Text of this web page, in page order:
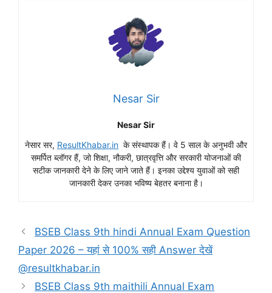
Nesar Sir
Nesar Sir
नेसार सर, ResultKhabar.in के संस्थापक हैं। वे 5 साल के अनुभवी और
समर्पित ब्लॉगर हैं, जो शिक्षा, नौकरी, छात्रवृत्ति और सरकारी योजनाओं की
सटीक जानकारी देने के लिए जाने जाते हैं। इनका उद्देश्य युवाओं को सही
जानकारी देकर उनका भविष्य बेहतर बनाना है।
BSEB Class 9th hindi Annual Exam Question
Paper 2026 – यहां से 100% सही Answer देखें
@resultkhabar.in
BSEB Class 9th maithili Annual Exam